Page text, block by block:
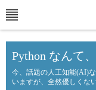
Python なんて
今、話題の人工知能(AI)
いますが、全然優しくな